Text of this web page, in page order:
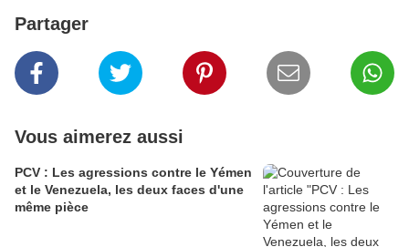
Partager
Vous aimerez aussi
PCV : Les agressions contre le Yémen
et le Venezuela, les deux faces d'une
même pièce